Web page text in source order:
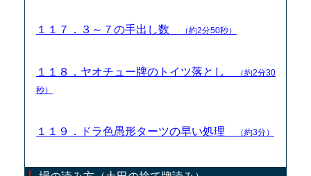
１１７．３～７の手出し数 （約2分50秒）
１１８．ヤオチュー牌のトイツ落とし
（約2分30
秒）
１１９．ドラ色愚形ターツの早い処理 （約3分）